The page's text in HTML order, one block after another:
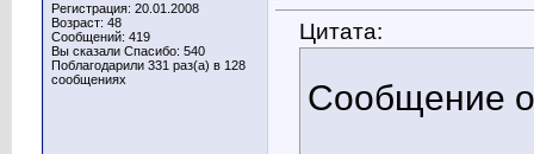
Регистрация: 20.01.2008
Возраст: 48
Сообщений: 419
Вы сказали Спасибо: 540
Поблагодарили 331 раз(а) в 128
сообщениях
Цитата:
Сообщение